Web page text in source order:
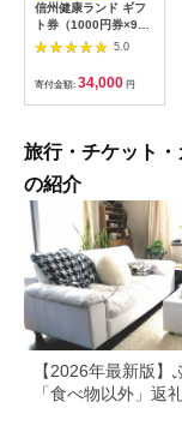
信州健康ランド ギフ
ト券（1000円券×9
枚） | 信州健康ランド
サウナ 大浴場 ボディ
ケア リラクゼーショ
ン 施設 宿泊 家族連れ
長野県 塩尻市
5.0
寄付金額: 34,000 円
旅行・チケット
の紹介
【2026年最新版】
「食べ物以外」返